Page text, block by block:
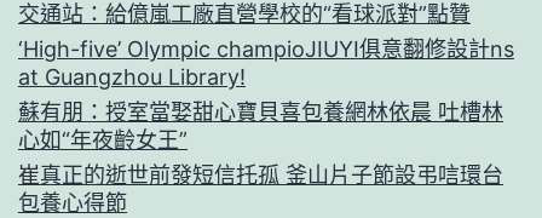
交通站：給億嵐工廠直營學校的“看球派對”點贊
‘High-five’ Olympic champioJIUYI俱意翻修設計ns
at Guangzhou Library!
蘇有朋：授室當娶甜心寶貝喜包養網林依晨 吐槽林
心如“年夜齡女王”
崔真正的逝世前發短信托孤 釜山片子節設弔唁環台
包養心得節